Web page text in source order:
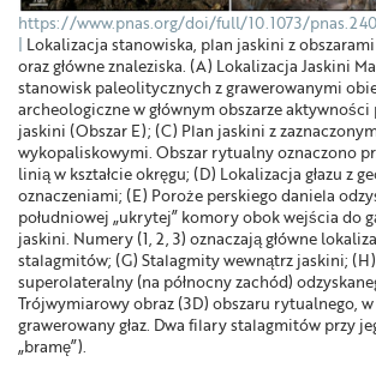
https://www.pnas.org/doi/full/10.1073/
Lokalizacja stanowiska, plan jaskini z
oraz główne znaleziska. (A) Lokalizacja Jaskini
stanowisk paleolitycznych z grawerowanymi
archeologiczne w głównym obszarze
jaskini (Obszar E); (C) Plan jaskini z
wykopaliskowymi. Obszar rytualny oznaczono
linią w kształcie okręgu; (D) Lokalizacja głazu z
oznaczeniami; (E) Poroże perskiego daniela
południowej „ukrytej” komory obok wejścia do
jaskini. Numery (1, 2, 3) oznaczają główne
stalagmitów; (G) Stalagmity wewnątrz jaskini;
superolateralny (na północny zachód)
Trójwymiarowy obraz (3D) obszaru rytualnego,
grawerowany głaz. Dwa filary stalagmitów przy
„bramę”).